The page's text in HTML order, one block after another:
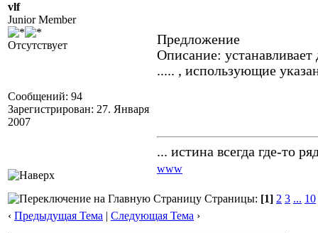
vlf
Junior Member
Отсутствует
Сообщений: 94
Зарегистрирован: 27. Января
2007
Предложение
Описание:
..... , использующие
... истина всегда где-то
www
Страницы: [1] 2 3 ... 10
‹ Предыдущая Тема | Следующая Тема ›